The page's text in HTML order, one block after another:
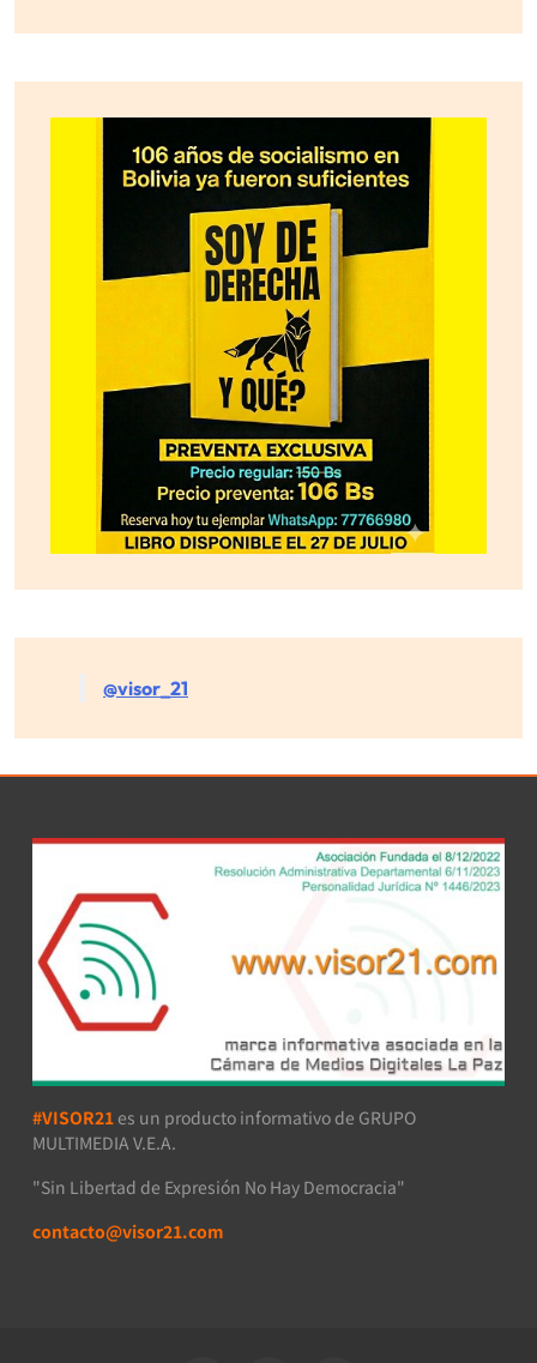
@visor_21
#VISOR21 es un producto informativo de GRUPO
MULTIMEDIA V.E.A.
"Sin Libertad de Expresión No Hay Democracia"
contacto@visor21.com